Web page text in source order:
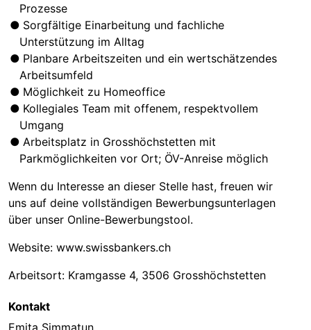
Prozesse
Sorgfältige Einarbeitung und fachliche
Unterstützung im Alltag
Planbare Arbeitszeiten und ein wertschätzendes
Arbeitsumfeld
Möglichkeit zu Homeoffice
Kollegiales Team mit offenem, respektvollem
Umgang
Arbeitsplatz in Grosshöchstetten mit
Parkmöglichkeiten vor Ort; ÖV-Anreise möglich
Wenn du Interesse an dieser Stelle hast, freuen wir
uns auf deine vollständigen Bewerbungsunterlagen
über unser Online-Bewerbungstool.
Website: www.swissbankers.ch
Arbeitsort: Kramgasse 4, 3506 Grosshöchstetten
Kontakt
Emita Simmatun